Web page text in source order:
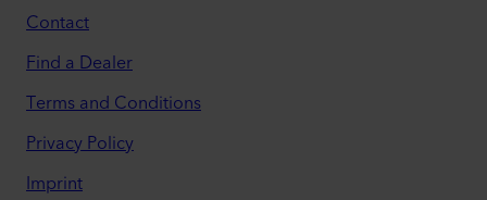
Contact
Find a Dealer
Terms and Conditions
Privacy Policy
Imprint